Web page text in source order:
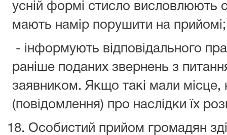
усній формі стисло висловлюють
мають намір порушити на прийомі;
- інформують відповідального
раніше поданих звернень з
заявником. Якщо такі мали
(повідомлення) про наслідки їх
Особистий прийом громадян